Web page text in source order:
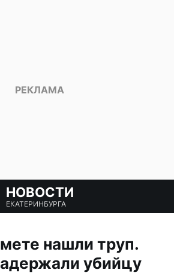
НОВОСТИ
ЕКАТЕРИНБУРГА
нашли труп.
убийцу